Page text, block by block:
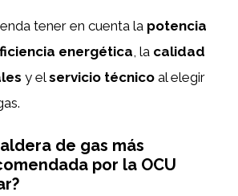
tener en cuenta la potencia
energética , la calidad
y elservicio técnico al elegir
de gas más
por la OCU